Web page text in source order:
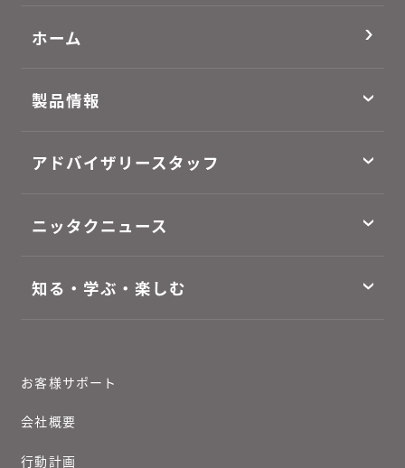
ホーム
製品情報
アドバイザリースタッフ
ニッタクニュース
知る・学ぶ・楽しむ
お客様サポート
会社概要
行動計画